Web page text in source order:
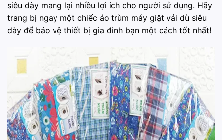
siêu dày mang lại nhiều lợi ích cho người sử dụng. Hãy
trang bị ngay một chiếc áo trùm máy giặt vải dù siêu
dày để bảo vệ thiết bị gia đình bạn một cách tốt nhất!